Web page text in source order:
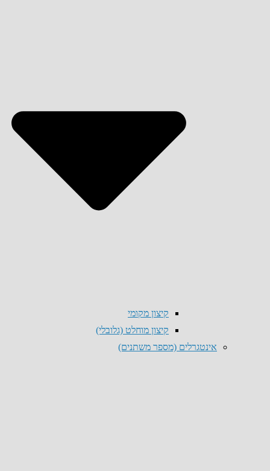
קיצון מקומי
קיצון מוחלט (גלובלי)
אינטגרלים (מספר משתנים)